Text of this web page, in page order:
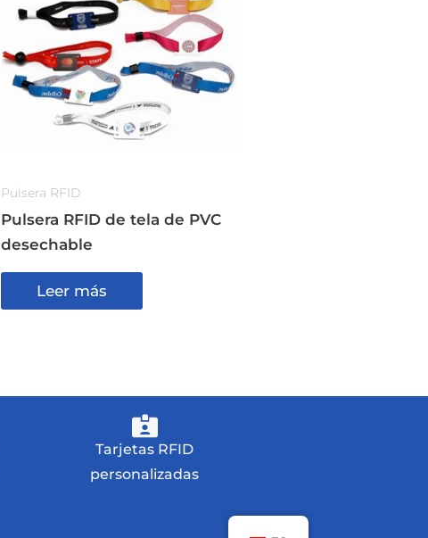
Pulsera RFID
Pulsera RFID de tela de PVC
desechable
Leer más
Tarjetas RFID
personalizadas